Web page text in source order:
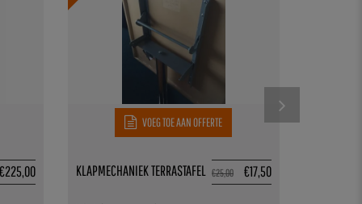
€225,00
VOEG TOE AAN OFFERTE
€25,00 €17,50
KLAPMECHANIEK TERRASTAFEL